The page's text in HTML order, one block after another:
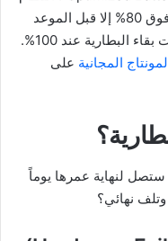
يتعلم روتينك اليومي ولا يشحن البطارية فوق 80% إلا قبل الموعد
الذي تتوقع فيه فصل الشاحن، لتقليل وقت بقاء البطارية عند 100%.
المجانية على
ستصل لنهاية عمرها يوماً
نهائي؟